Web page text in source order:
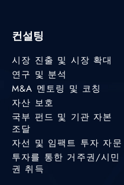
컨설팅
시장 진출 및 시장 확대
연구 및 분석
M&A 멘토링 및 코칭
자산 보호
국부 펀드 및 기관 자본
조달
자선 및 임팩트 투자 자문
투자를 통한 거주권/시민
권 취득